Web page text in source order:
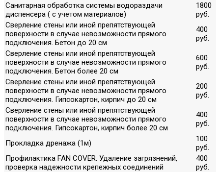
Санитарная обработка системы водораздачи
диспенсера ( с учетом материалов)
1800
руб.
Сверление стены или иной препятствующей
поверхности в случае невозможности прямого
подключения. Бетон до 20 см
400
руб.
Сверление стены или иной препятствующей
поверхности в случае невозможности прямого
подключения. Бетон более 20 см
600
руб.
Сверление стены или иной препятствующей
поверхности в случае невозможности прямого
подключения. Гипсокартон, кирпич до 20 см
200
руб.
Сверление стены или иной препятствующей
поверхности в случае невозможности прямого
подключения. Гипсокартон, кирпич более 20 см
400
руб.
Прокладка дренажа (1м)
100
руб.
Профилактика FAN COVER. Удаление загрязнений,
проверка надежности крепежных соединений
400
руб.